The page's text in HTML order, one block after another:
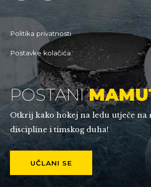
Politika privatnosti
Postavke kolačića
POSTANI
Otkrij kako hokej na ledu utječe na
discipline i timskog duha!
UČLANI SE